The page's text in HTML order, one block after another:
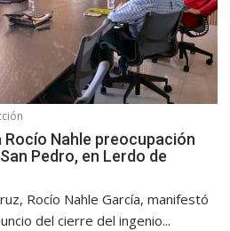
Rocío Nahle preocupación
Pedro, en Lerdo de
Rocío Nahle García, manifestó
del cierre del ingenio...